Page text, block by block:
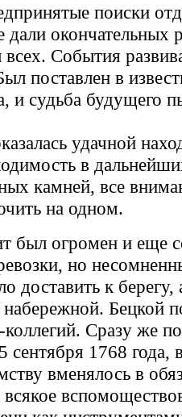
поиски
дали окончательных
События
поставлен в
и судьба будущего
удачной
в
камней, все
на одном.
был огромен и еще
но
доставить к
набережной. Бецкой
Сразу же
сентября 1768 года,
вменялось в